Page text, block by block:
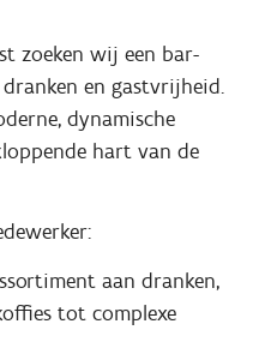
zoeken wij een bar-
en gastvrijheid.
dynamische
hart van de
aan dranken,
tot complexe